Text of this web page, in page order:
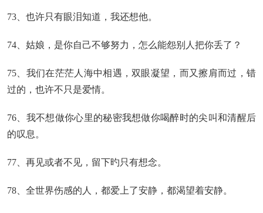
73、也许只有眼泪知道，我还想他。
74、姑娘，是你自己不够努力，怎么能怨别人把你丢了？
75、我们在茫茫人海中相遇，双眼凝望，而又擦肩而过，错
过的，也许不只是爱情。
76、我不想做你心里的秘密我想做你喝醉时的尖叫和清醒后
的叹息。
77、再见或者不见，留下旳只有想念。
78、全世界伤感的人，都爱上了安静，都渴望着安静。